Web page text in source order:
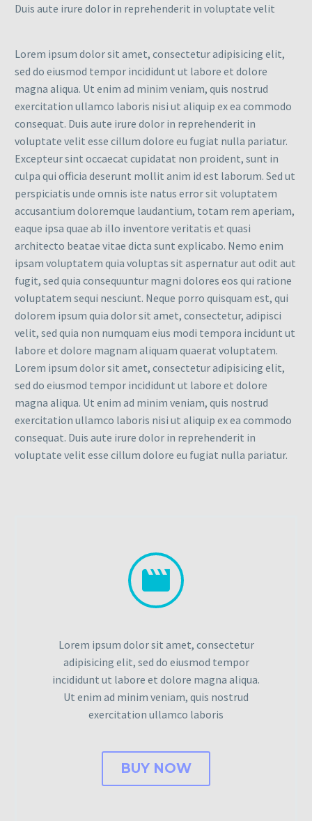
Duis aute irure dolor in reprehenderit in voluptate velit
Lorem ipsum dolor sit amet, consectetur adipisicing elit,
sed do eiusmod tempor incididunt ut labore et dolore
magna aliqua. Ut enim ad minim veniam, quis nostrud
exercitation ullamco laboris nisi ut aliquip ex ea commodo
consequat. Duis aute irure dolor in reprehenderit in
voluptate velit esse cillum dolore eu fugiat nulla pariatur.
Excepteur sint occaecat cupidatat non proident, sunt in
culpa qui officia deserunt mollit anim id est laborum. Sed ut
perspiciatis unde omnis iste natus error sit voluptatem
accusantium doloremque laudantium, totam rem aperiam,
eaque ipsa quae ab illo inventore veritatis et quasi
architecto beatae vitae dicta sunt explicabo. Nemo enim
ipsam voluptatem quia voluptas sit aspernatur aut odit aut
fugit, sed quia consequuntur magni dolores eos qui ratione
voluptatem sequi nesciunt. Neque porro quisquam est, qui
dolorem ipsum quia dolor sit amet, consectetur, adipisci
velit, sed quia non numquam eius modi tempora incidunt ut
labore et dolore magnam aliquam quaerat voluptatem.
Lorem ipsum dolor sit amet, consectetur adipisicing elit,
sed do eiusmod tempor incididunt ut labore et dolore
magna aliqua. Ut enim ad minim veniam, quis nostrud
exercitation ullamco laboris nisi ut aliquip ex ea commodo
consequat. Duis aute irure dolor in reprehenderit in
voluptate velit esse cillum dolore eu fugiat nulla pariatur.


Lorem ipsum dolor sit amet, consectetur
adipisicing elit, sed do eiusmod tempor
incididunt ut labore et dolore magna aliqua.
Ut enim ad minim veniam, quis nostrud
exercitation ullamco laboris
BUY NOW